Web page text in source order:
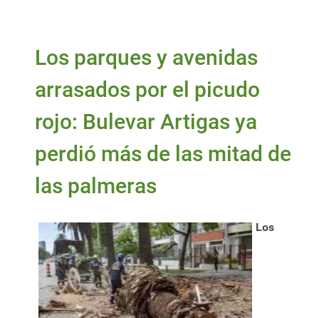
Los parques y avenidas
arrasados por el picudo
rojo: Bulevar Artigas ya
perdió más de las mitad de
las palmeras
Los